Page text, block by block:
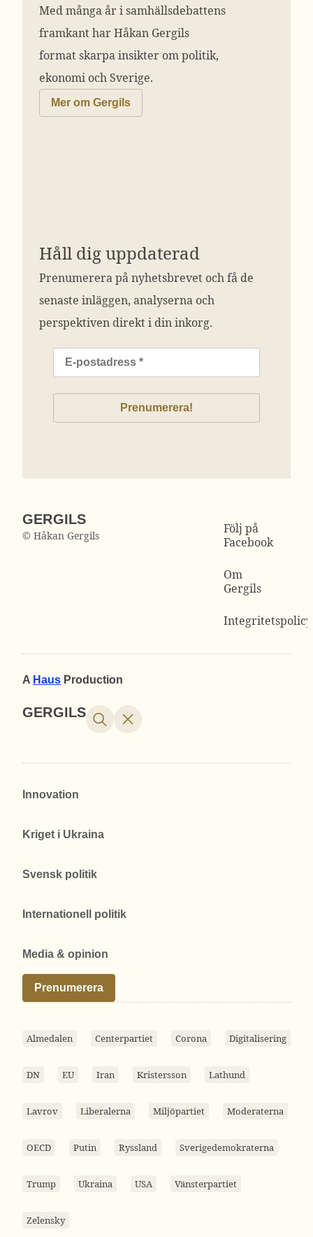
Med många år i samhällsdebattens
framkant har Håkan Gergils
format skarpa insikter om politik,
ekonomi och Sverige.
Mer om Gergils
Håll dig uppdaterad
Prenumerera på nyhetsbrevet och få de
senaste inläggen, analyserna och
perspektiven direkt i din inkorg.
GERGILS
© Håkan Gergils
Följ på
Facebook
Om
Gergils
Integritetspolicy
A Haus Production
GERGILS
Innovation
Kriget i Ukraina
Svensk politik
Internationell politik
Media & opinion
Prenumerera
Almedalen Centerpartiet Corona Digitalisering
DN EU Iran Kristersson Lathund
Lavrov Liberalerna Miljöpartiet Moderaterna
OECD Putin Ryssland Sverigedemokraterna
Trump Ukraina USA Vänsterpartiet
Zelensky